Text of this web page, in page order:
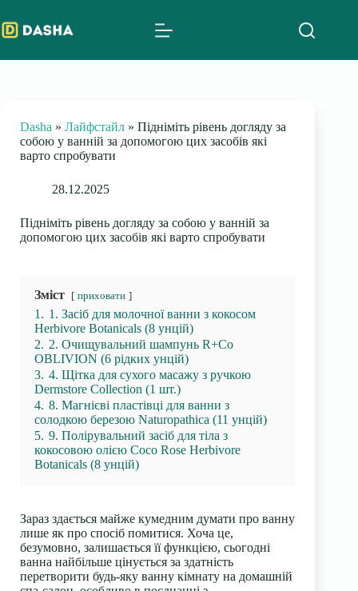
to
content
Dasha » Лайфстайл » Підніміть рівень догляду за
собою у ванній за допомогою цих засобів які
варто спробувати
28.12.2025
Підніміть рівень догляду за собою у ванній за
допомогою цих засобів які варто спробувати
Зміст приховати
1. 1. Засіб для молочної ванни з кокосом
Herbivore Botanicals (8 унцій)
2. 2. Очищувальний шампунь R+Co
OBLIVION (6 рідких унцій)
3. 4. Щітка для сухого масажу з ручкою
Dermstore Collection (1 шт.)
4. 8. Магнієві пластівці для ванни з
солодкою березою Naturopathica (11 унцій)
5. 9. Полірувальний засіб для тіла з
кокосовою олією Coco Rose Herbivore
Botanicals (8 унцій)
Зараз здається майже кумедним думати про ванну
лише як про спосіб помитися. Хоча це,
безумовно, залишається її функцією, сьогодні
ванна найбільше цінується за здатність
перетворити будь-яку ванну кімнату на домашній